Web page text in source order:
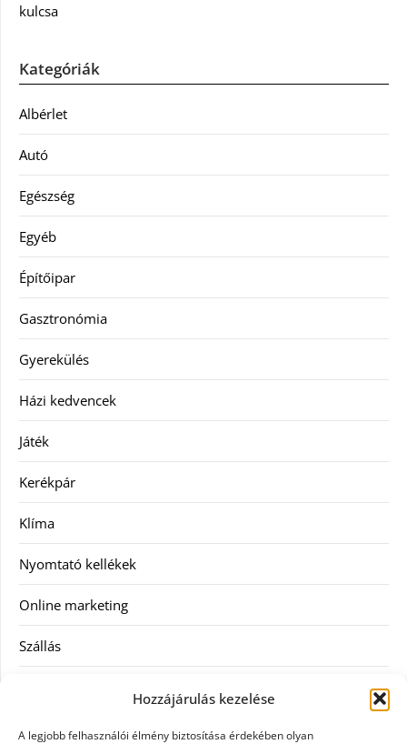
Hozzájárulás kezelése
A legjobb felhasználói élmény biztosítása érdekében olyan
kulcsa
Kategóriák
Albérlet
Autó
Egészség
Egyéb
Építőipar
Gasztronómia
Gyerekülés
Házi kedvencek
Játék
Kerékpár
Klíma
Nyomtató kellékek
Online marketing
Szállás
Szellőztető